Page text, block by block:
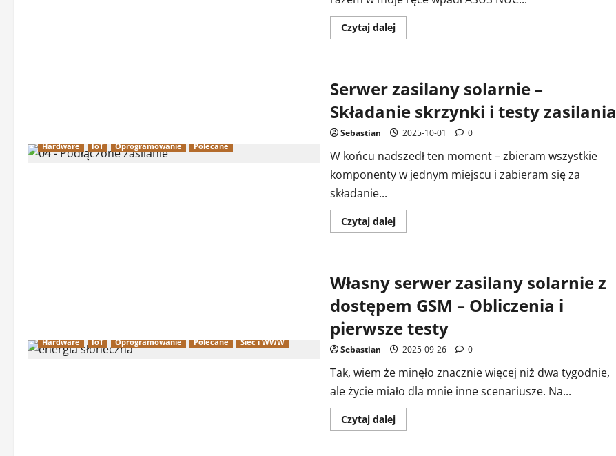
Czytaj dalejDowiedz
się
NUC
14
MNK
2B
Jak
z
systemem
Linux?
Hardware IoT Oprogramowanie Polecane
Serwer zasilany solarnie –
Składanie skrzynki i testy zasilania
Sebastian 2025-10-01 0
W końcu nadszedł ten moment – zbieram wszystkie
komponenty w jednym miejscu i zabieram się za
składanie...
Czytaj dalejDowiedz
się
solarnie
–
Składanie
skrzynki
testy
zasilania
Hardware IoT Oprogramowanie Polecane Sieć i WWW
Własny serwer zasilany solarnie z
dostępem GSM – Obliczenia i
pierwsze testy
Sebastian 2025-09-26 0
Tak, wiem że minęło znacznie więcej niż dwa tygodnie,
ale życie miało dla mnie inne scenariusze. Na...
Czytaj dalejDowiedz
się